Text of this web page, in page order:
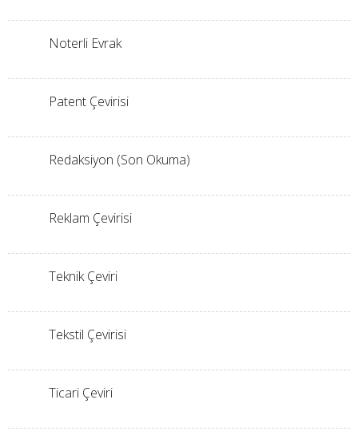
Noterli Evrak
Patent Çevirisi
Redaksiyon (Son Okuma)
Reklam Çevirisi
Teknik Çeviri
Tekstil Çevirisi
Ticari Çeviri